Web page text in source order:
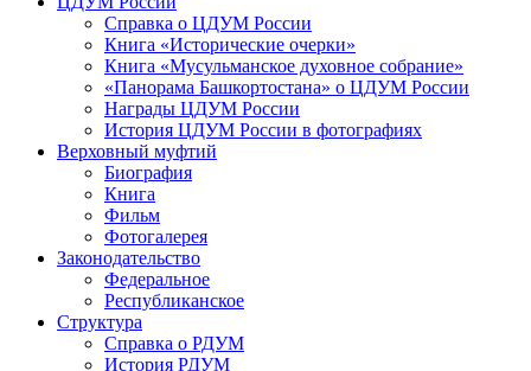
Справка о ЦДУМ России
Книга «Исторические очерки»
Книга «Мусульманское духовное собрание»
«Панорама Башкортостана» о ЦДУМ России
Награды ЦДУМ России
История ЦДУМ России в фотографиях
Верховный муфтий
Биография
Книга
Фильм
Фотогалерея
Законодательство
Федеральное
Республиканское
Структура
Справка о РДУМ
История РДУМ